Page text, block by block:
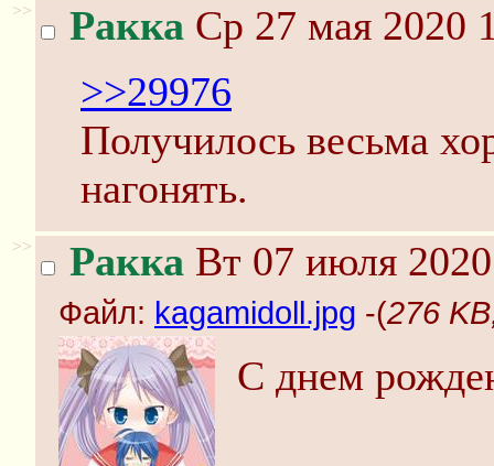
>> Ракка Ср 27 мая 2020
>>29976
Получилось весьма
нагонять.
>> Ракка Вт 07 июля
Файл: kagamidoll.jpg -(276
С днем